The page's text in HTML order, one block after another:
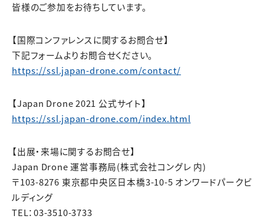
皆様のご参加をお待ちしています。
【国際コンファレンスに関するお問合せ】
下記フォームよりお問合せください。
https://ssl.japan-drone.com/contact/
【Japan Drone 2021 公式サイト】
https://ssl.japan-drone.com/index.html
【出展・来場に関するお問合せ】
Japan Drone 運営事務局(株式会社コングレ 内)
〒103-8276 東京都中央区日本橋3-10-5 オンワードパークビ
ルディング
TEL：03-3510-3733